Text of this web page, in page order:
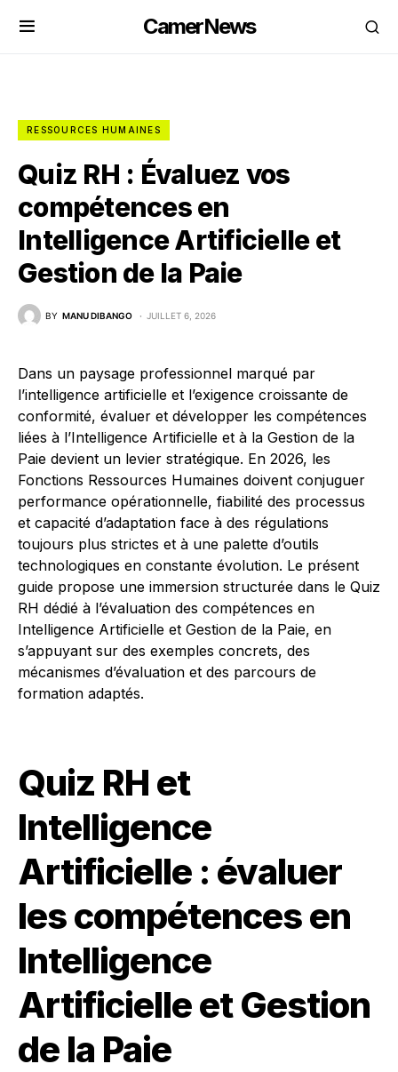
CamerNews
RESSOURCES HUMAINES
Quiz RH : Évaluez vos
compétences en
Intelligence Artificielle et
Gestion de la Paie
BY MANU DIBANGO JUILLET 6, 2026
Dans un paysage professionnel marqué par
l’intelligence artificielle et l’exigence croissante de
conformité, évaluer et développer les compétences
liées à l’Intelligence Artificielle et à la Gestion de la
Paie devient un levier stratégique. En 2026, les
Fonctions Ressources Humaines doivent conjuguer
performance opérationnelle, fiabilité des processus
et capacité d’adaptation face à des régulations
toujours plus strictes et à une palette d’outils
technologiques en constante évolution. Le présent
guide propose une immersion structurée dans le Quiz
RH dédié à l’évaluation des compétences en
Intelligence Artificielle et Gestion de la Paie, en
s’appuyant sur des exemples concrets, des
mécanismes d’évaluation et des parcours de
formation adaptés.
Quiz RH et
Intelligence
Artificielle : évaluer
les compétences en
Intelligence
Artificielle et Gestion
de la Paie